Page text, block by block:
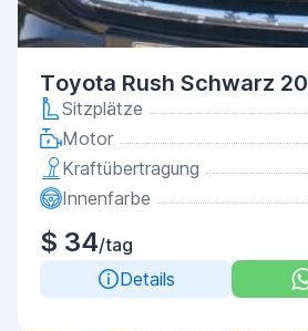
Toyota Rush Schwarz
Sitzplätze
Motor
Kraftübertragung
Innenfarbe
$ 34/tag
Details